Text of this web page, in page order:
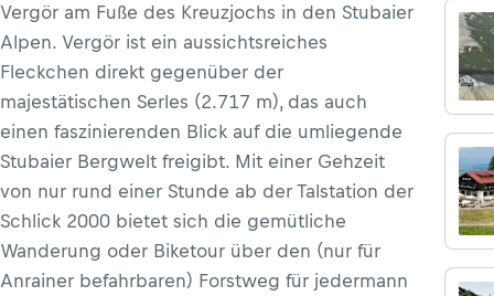
Vergör am Fuße des Kreuzjochs in den Stubaier
Alpen. Vergör ist ein aussichtsreiches
Fleckchen direkt gegenüber der
majestätischen Serles (2.717 m), das auch
einen faszinierenden Blick auf die umliegende
Stubaier Bergwelt freigibt. Mit einer Gehzeit
von nur rund einer Stunde ab der Talstation der
Schlick 2000 bietet sich die gemütliche
Wanderung oder Biketour über den (nur für
Anrainer befahrbaren) Forstweg für jedermann